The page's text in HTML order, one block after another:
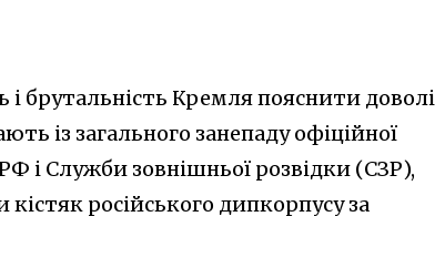
і брутальність Кремля пояснити доволі
із загального занепаду офіційної
і Служби зовнішньої розвідки (СЗР),
російського дипкорпусу за